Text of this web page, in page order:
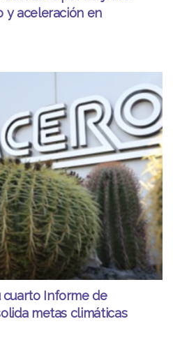
y aceleración en
cuarto Informe de
metas climáticas